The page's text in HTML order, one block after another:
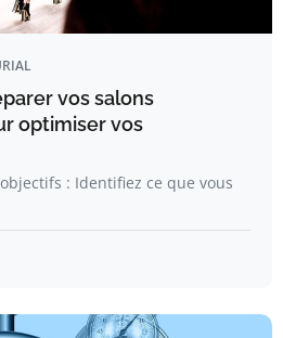
vos salons
optimiser vos
: Identifiez ce que vous